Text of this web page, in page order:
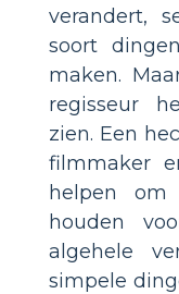
verandert,
soort
maken.
regisseur
zien. Een
filmmaker
helpen
houden
algehele
simpele